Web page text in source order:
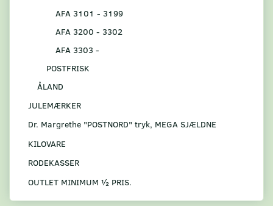
AFA 3101 - 3199
AFA 3200 - 3302
AFA 3303 -
POSTFRISK
ÅLAND
JULEMÆRKER
Dr. Margrethe "POSTNORD" tryk, MEGA SJÆLDNE
KILOVARE
RODEKASSER
OUTLET MINIMUM ½ PRIS.